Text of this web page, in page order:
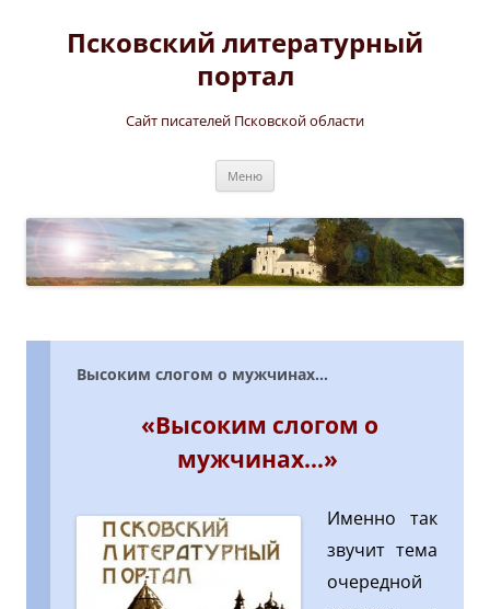
содержимому
Псковский литературный
портал
Сайт писателей Псковской области
Меню
Высоким слогом о мужчинах…
«Высоким слогом о
мужчинах…»
Именно так
звучит тема
очередной